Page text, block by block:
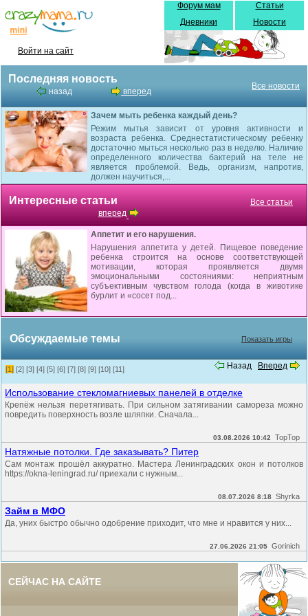
Войти на сайт
Форум мам
Дневники
Статьи
Новости
Последняя новость
назад вперед
Все новости
Зачем мыть ребенка каждый день?
Режим мытья зависит от уровня активности и
возраста ребенка. Среднестатистическому ребенку
достаточно мыться несколько раз в неделю. Наличие
определенного количества бактерий на теле не
является проблемой. Ведь, организм, напротив,
должен научиться,...
Интересные статьи
вперед
Все статьи
Аппетит и его нарушения.
Нарушения аппетита у детей. Пищевое поведение
ребенка строится на основе соответствующей
мотивации, которая проявляется двумя
эмоциональными состояниями: неприятным
субъективным чувством голода (когда в животике
бурлит и «сосет под...
Обсуждаемые темы Показать игры
Назад Вперед
[1] [2] [3] [4] [5] [6] [7] [8] [9] [10] [11]
Использование стекломагниевых панелей в отделке
Крепёж нельзя перетягивать. При сильном затягивании самореза можно
повредить поверхность возле шляпки. Сначала...
03.08.2026 10:42 TopTop
Натяжные потолки. Где заказывать? Питер
Сам монтаж прошёл аккуратно. Мастера Ленинградских окон и потолков
https://okna-leningrad.ru/ приехали с нужным...
08.07.2026 8:18 Shyrka
Займ в МФО
Да, уних быстро обычно одобрение приходит, что мне и нравится у них...
27.06.2026 21:05 Gorinich
СЕЙЧАС НА САЙТЕ